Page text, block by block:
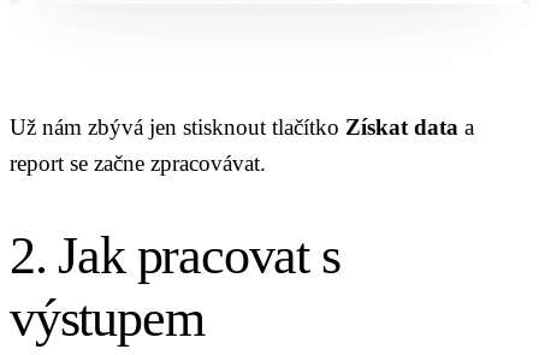
Už nám zbývá jen stisknout tlačítko Získat data a
report se začne zpracovávat.
2. Jak pracovat s
výstupem